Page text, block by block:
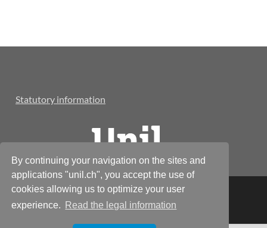
By continuing your navigation on the sites and
applications "unil.ch", you accept the use of
cookies allowing us to optimize your user
experience.
Read the legal information
Statutory information
© Réseau Alumnil
Powered by WordPressandHitMag.